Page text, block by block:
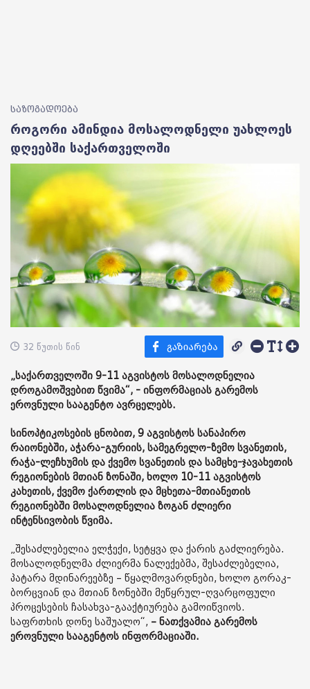
საზოგადოება
როგორი ამინდია მოსალოდნელი უახლოეს
დღეებში საქართველოში
32 წუთის წინ
„საქართველოში 9-11 აგვისტოს მოსალოდნელია
დროგამოშვებით წვიმა“, - ინფორმაციას გარემოს
ეროვნული სააგენტო ავრცელებს.
სინოპტიკოსების ცნობით, 9 აგვისტოს სანაპირო
რაიონებში, აჭარა-გურიის, სამეგრელო-ზემო სვანეთის,
რაჭა-ლეჩხუმის და ქვემო სვანეთის და სამცხე-ჯავახეთის
რეგიონების მთიან ზონაში, ხოლო 10-11 აგვისტოს
კახეთის, ქვემო ქართლის და მცხეთა-მთიანეთის
რეგიონებში მოსალოდნელია ზოგან ძლიერი
ინტენსივობის წვიმა.
„შესაძლებელია ელჭექი, სეტყვა და ქარის გაძლიერება.
მოსალოდნელმა ძლიერმა ნალექებმა, შესაძლებელია,
პატარა მდინარეებზე – წყალმოვარდნები, ხოლო გორაკ-
ბორცვიან და მთიან ზონებში მეწყრულ-ღვარცოფული
პროცესების ჩასახვა-გააქტიურება გამოიწვიოს.
საფრთხის დონე საშუალო“, – ნათქვამია გარემოს
ეროვნული სააგენტოს ინფორმაციაში.